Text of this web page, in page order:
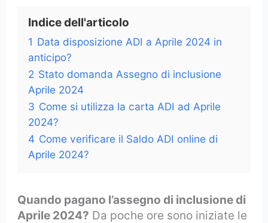
Indice dell'articolo
1 Data disposizione ADI a Aprile 2024 in
anticipo?
2 Stato domanda Assegno di inclusione
Aprile 2024
3 Come si utilizza la carta ADI ad Aprile
2024?
4 Come verificare il Saldo ADI online di
Aprile 2024?
Quando pagano l’assegno di inclusione di
Aprile 2024? Da poche ore sono iniziate le